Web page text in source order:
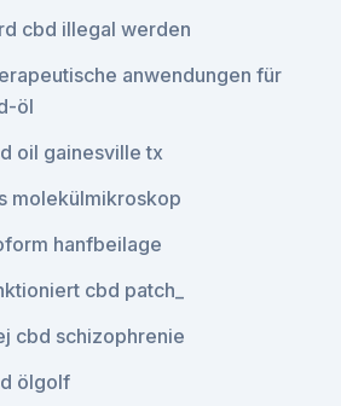
cbd illegal werden
anwendungen für
öl
oil gainesville tx
molekülmikroskop
hanfbeilage
cbd patch_
cbd schizophrenie
ölgolf